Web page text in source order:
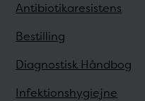
Antibiotikaresistens
Bestilling
Diagnostisk Håndbog
Infektionshygiejne